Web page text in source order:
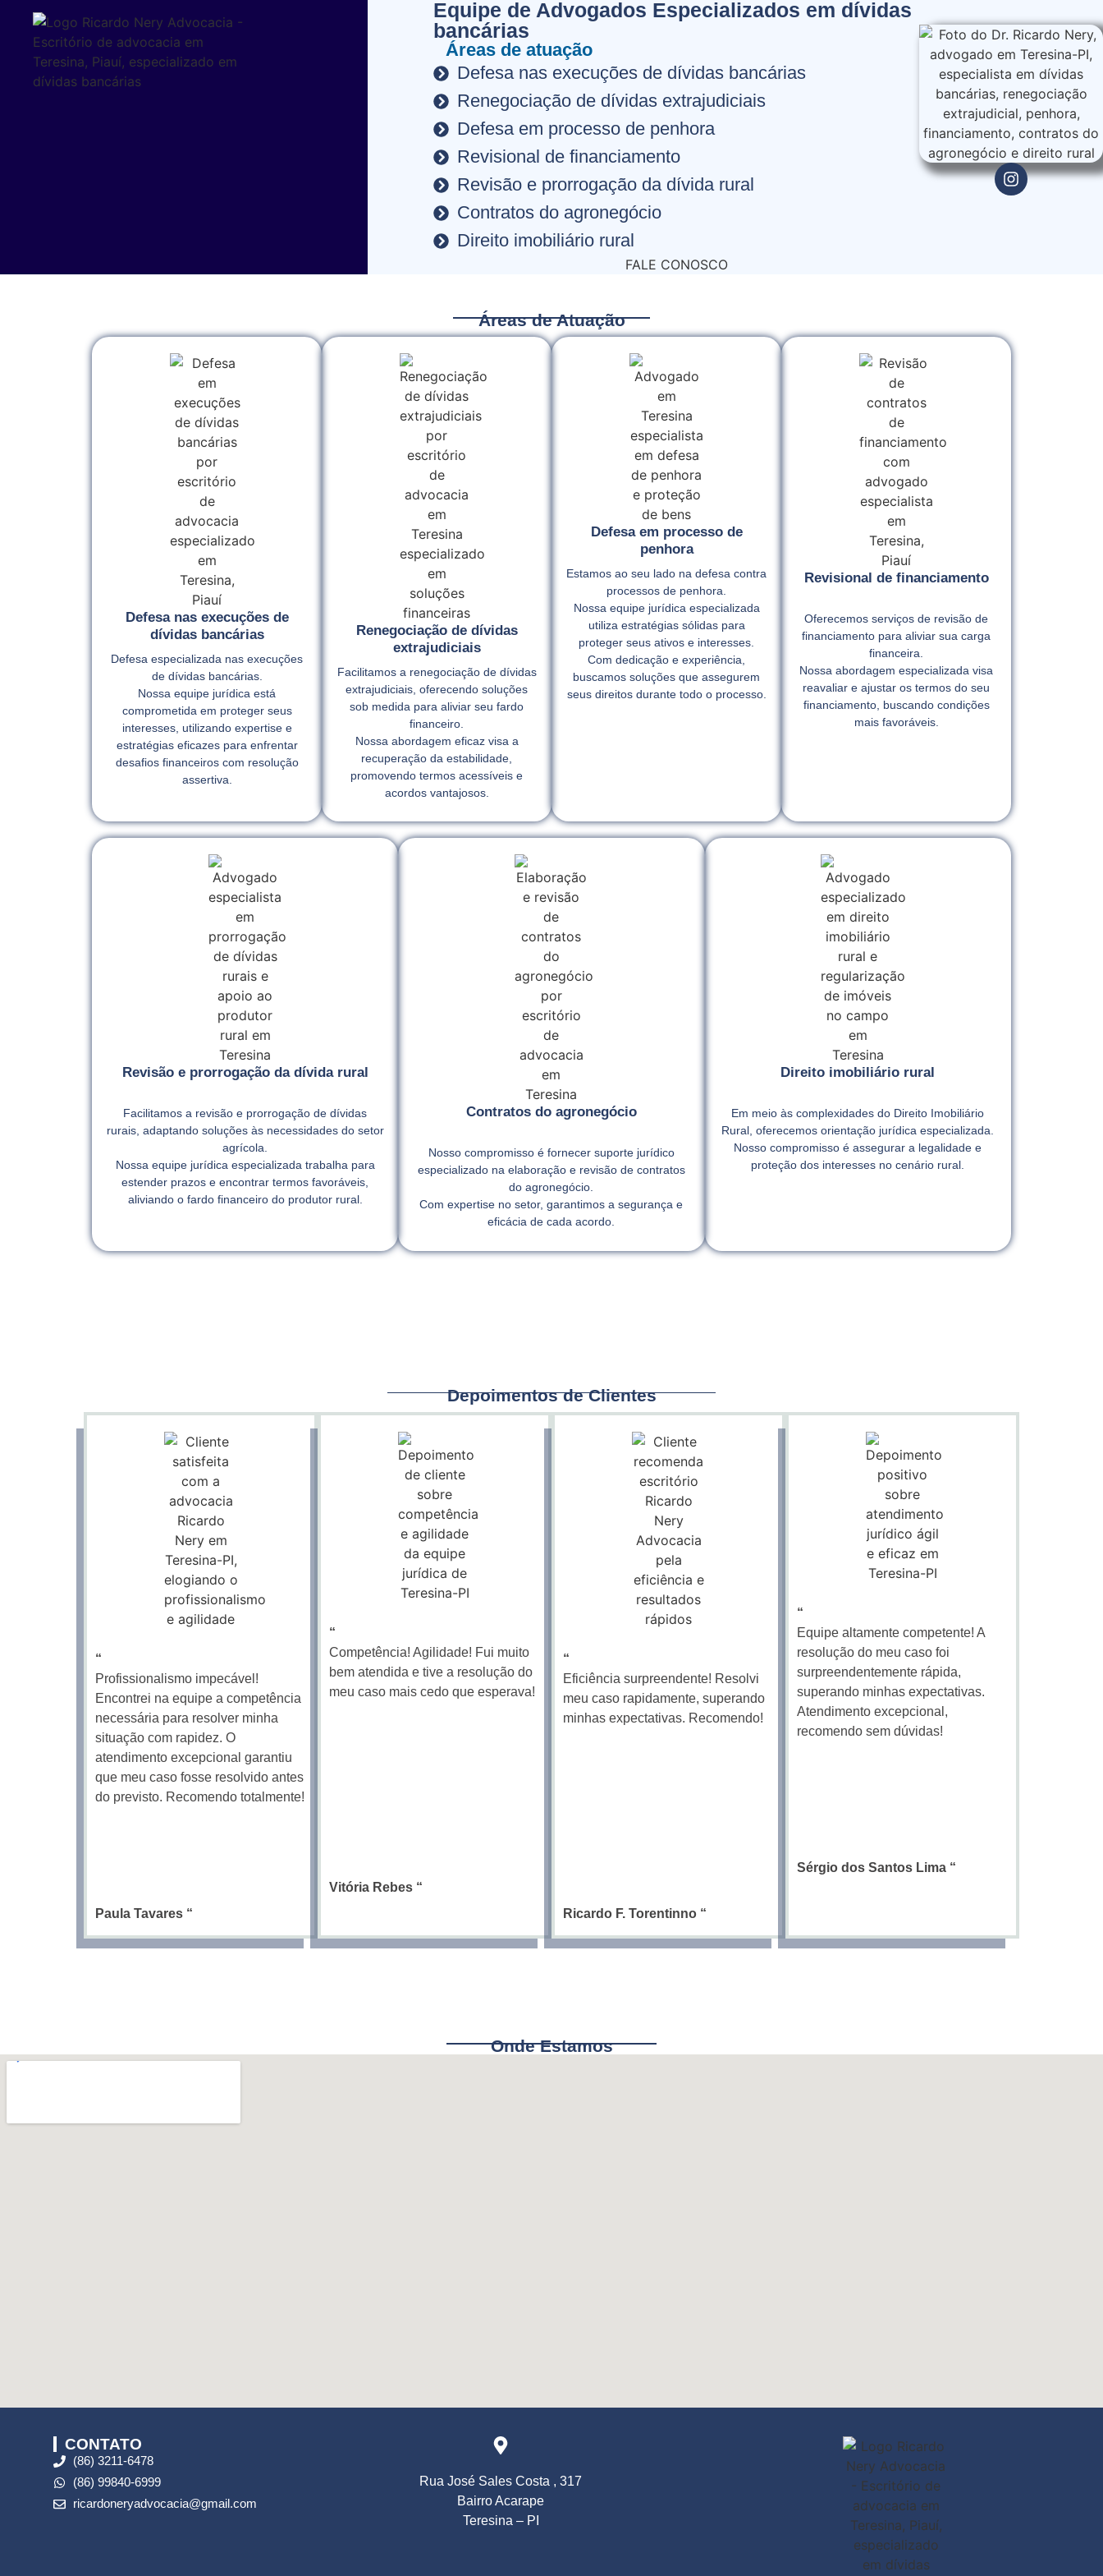
Equipe de Advogados Especializados em dívidas
bancárias
Áreas de atuação
Defesa nas execuções de dívidas bancárias
Renegociação de dívidas extrajudiciais
Defesa em processo de penhora
Revisional de financiamento
Revisão e prorrogação da dívida rural
Contratos do agronegócio
Direito imobiliário rural
FALE CONOSCO
Áreas de Atuação
Defesa nas execuções de
dívidas bancárias
Defesa especializada nas execuções
de dívidas bancárias.
Nossa equipe jurídica está
comprometida em proteger seus
interesses, utilizando expertise e
estratégias eficazes para enfrentar
desafios financeiros com resolução
assertiva.
Renegociação de dívidas
extrajudiciais
Facilitamos a renegociação de dívidas
extrajudiciais, oferecendo soluções
sob medida para aliviar seu fardo
financeiro.
Nossa abordagem eficaz visa a
recuperação da estabilidade,
promovendo termos acessíveis e
acordos vantajosos.
Defesa em processo de
penhora
Estamos ao seu lado na defesa contra
processos de penhora.
Nossa equipe jurídica especializada
utiliza estratégias sólidas para
proteger seus ativos e interesses.
Com dedicação e experiência,
buscamos soluções que assegurem
seus direitos durante todo o processo.
Revisional de financiamento
Oferecemos serviços de revisão de
financiamento para aliviar sua carga
financeira.
Nossa abordagem especializada visa
reavaliar e ajustar os termos do seu
financiamento, buscando condições
mais favoráveis.
Revisão e prorrogação da dívida rural
Facilitamos a revisão e prorrogação de dívidas
rurais, adaptando soluções às necessidades do setor
agrícola.
Nossa equipe jurídica especializada trabalha para
estender prazos e encontrar termos favoráveis,
aliviando o fardo financeiro do produtor rural.
Contratos do agronegócio
Nosso compromisso é fornecer suporte jurídico
especializado na elaboração e revisão de contratos
do agronegócio.
Com expertise no setor, garantimos a segurança e
eficácia de cada acordo.
Direito imobiliário rural
Em meio às complexidades do Direito Imobiliário
Rural, oferecemos orientação jurídica especializada.
Nosso compromisso é assegurar a legalidade e
proteção dos interesses no cenário rural.
Depoimentos de Clientes
“
Profissionalismo impecável!
Encontrei na equipe a competência
necessária para resolver minha
situação com rapidez. O
atendimento excepcional garantiu
que meu caso fosse resolvido antes
do previsto. Recomendo totalmente!
Paula Tavares “
“
Competência! Agilidade! Fui muito
bem atendida e tive a resolução do
meu caso mais cedo que esperava!
Vitória Rebes “
“
Eficiência surpreendente! Resolvi
meu caso rapidamente, superando
minhas expectativas. Recomendo!
Ricardo F. Torentinno “
“
Equipe altamente competente! A
resolução do meu caso foi
surpreendentemente rápida,
superando minhas expectativas.
Atendimento excepcional,
recomendo sem dúvidas!
Sérgio dos Santos Lima “
Onde Estamos
(86) 3211-6478
(86) 99840-6999
ricardoneryadvocacia@gmail.com
CONTATO
Rua José Sales Costa , 317
Bairro Acarape
Teresina – PI